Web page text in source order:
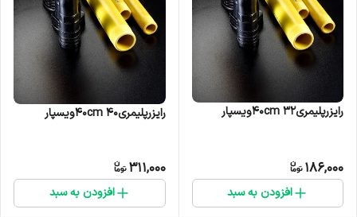
رایزرپلیمری۳۲ ۴۰cmویسپار
186,000
افزودن به سبد
رایزرپلیمری۴۰ ۴۰cmویسپار
311,000
افزودن به سبد